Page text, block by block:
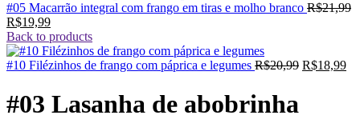
#05 Macarrão integral com frango em tiras e molho branco R$21,99
O
preço
original
era:
R$19,99O
preço
atual
é:
Back to products
#10 Filézinhos de frango com páprica e legumes R$20,99 O
R$18,99O
#03 Lasanha de abobrinha